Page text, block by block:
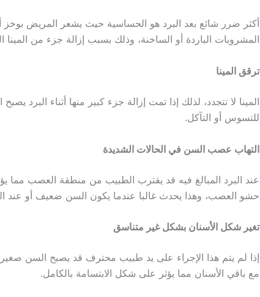
أكثر ضرر شائع بعد البرد هو الحساسية حيث يشعر المريض بوخز
المشروبات الباردة أو الساخنة، وذلك بسبب إزالة جزء من
ترقق المينا
المينا لا تتجدد، لذلك إذا تمت إزالة جزء كبير منها أثناء البرد
للتسوس أو التآكل.
التهاب عصب السن في الحالات الشديدة
عند البرد المبالغ فيه قد يقترب الطبيب من منطقة العصب مما
حشو العصب، وهذا يحدث غالبا عندما يكون السن ضعيف أو عند
تغير شكل الأسنان بشكل غير متناسق
إذا لم يتم هذا الإجراء على يد طبيب محترف قد يصبح السن صغير
مع باقي الأسنان مما يؤثر على شكل الابتسامة بالكامل.